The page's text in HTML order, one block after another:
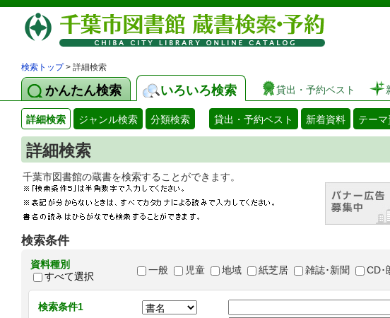
図書館 蔵
検索トップ> 詳細検索
かんたん検索 いろいろ検索 貸出・予約ベスト
詳細検索 ジャンル検索 分類検索 貸出・予約ベスト 新着資料 テー
詳細検索
千葉市図書館の蔵書を検索することができます。 広告(バ
検索条件
資料種別
すべて選択
一般 児童 地域 紙芝居 雑誌･新聞 CD･
検索条件1